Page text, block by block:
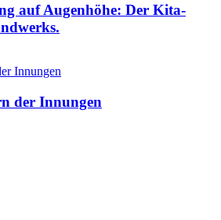
auf Augenhöhe: Der Kita-
der Innungen